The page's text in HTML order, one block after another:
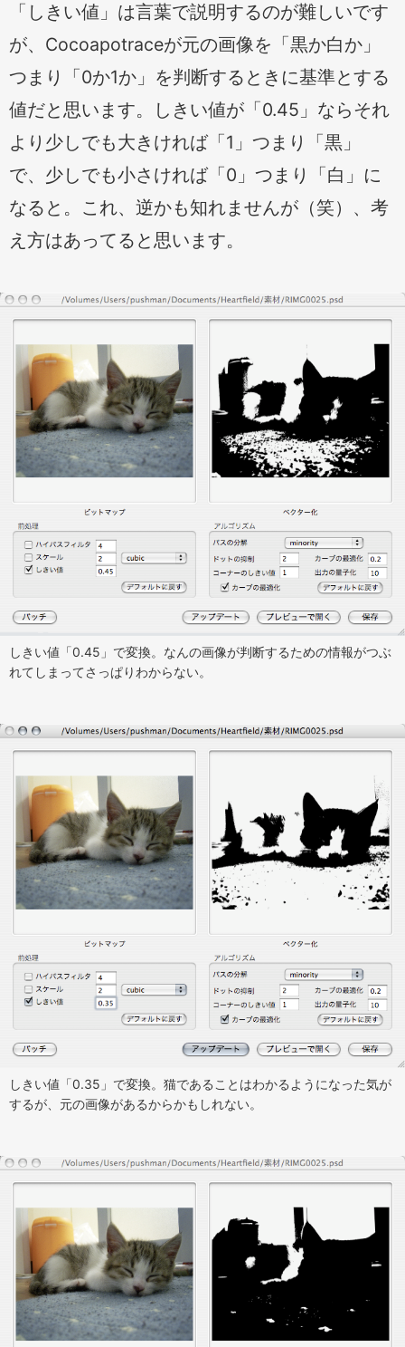
「しきい値」は言葉で説明するのが難しいです
が、Cocoapotraceが元の画像を「黒か白か」
つまり「0か1か」を判断するときに基準とする
値だと思います。しきい値が「0.45」ならそれ
より少しでも大きければ「1」つまり「黒」
で、少しでも小さければ「0」つまり「白」に
なると。これ、逆かも知れませんが（笑）、考
え方はあってると思います。
しきい値「0.45」で変換。なんの画像が判断するための情報がつぶ
れてしまってさっぱりわからない。
しきい値「0.35」で変換。猫であることはわかるようになった気が
するが、元の画像があるからかもしれない。